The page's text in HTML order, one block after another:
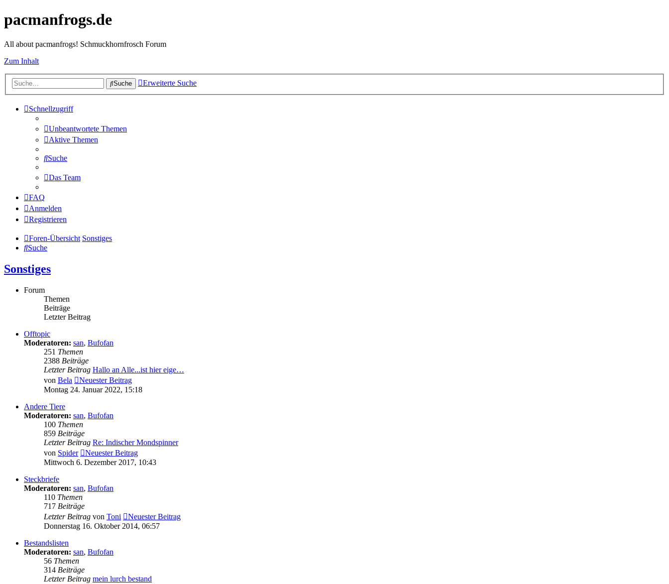
pacmanfrogs.de
All about pacmanfrogs! Schmuckhornfrosch Forum
Zum Inhalt
Suche Erweiterte Suche
Schnellzugriff
Unbeantwortete Themen
Aktive Themen
Suche
Das Team
FAQ
Anmelden
Registrieren
Foren-Übersicht Sonstiges
Suche
Sonstiges
Forum
Themen
Beiträge
Letzter Beitrag
Offtopic
Moderatoren: san, Bufofan
251 Themen
2388 Beiträge
Letzter Beitrag Hallo an Alle...ist hier eige…
von Bela
Neuester Beitrag
Montag 24. Januar 2022, 15:18
Andere Tiere
Moderatoren: san, Bufofan
100 Themen
859 Beiträge
Letzter Beitrag Re: Indischer Mondspinner
von Spider
Neuester Beitrag
Mittwoch 6. Dezember 2017, 10:43
Steckbriefe
Moderatoren: san, Bufofan
110 Themen
717 Beiträge
Letzter Beitrag von Toni
Neuester Beitrag
Donnerstag 16. Oktober 2014, 06:57
Bestandslisten
Moderatoren: san, Bufofan
56 Themen
314 Beiträge
Letzter Beitrag mein lurch bestand